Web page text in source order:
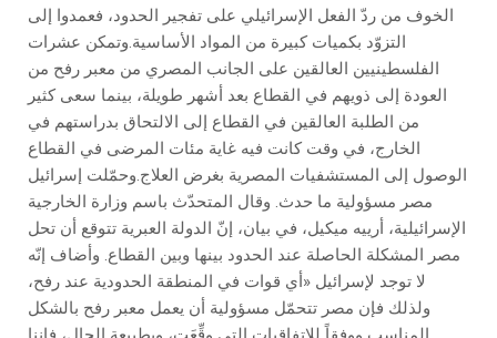
الخوف من ردّ الفعل الإسرائيلي على تفجير الحدود، فعمدوا إلى
التزوّد بكميات كبيرة من المواد الأساسية.وتمكن عشرات
الفلسطينيين العالقين على الجانب المصري من معبر رفح من
العودة إلى ذويهم في القطاع بعد أشهر طويلة، بينما سعى كثير
من الطلبة العالقين في القطاع إلى الالتحاق بدراستهم في
الخارج، في وقت كانت فيه غاية مئات المرضى في القطاع
الوصول إلى المستشفيات المصرية بغرض العلاج.وحمّلت إسرائيل
مصر مسؤولية ما حدث. وقال المتحدّث باسم وزارة الخارجية
الإسرائيلية، أرييه ميكيل، في بيان، إنّ الدولة العبرية تتوقع أن تحل
مصر المشكلة الحاصلة عند الحدود بينها وبين القطاع. وأضاف إنّه
لا توجد لإسرائيل «أي قوات في المنطقة الحدودية عند رفح،
ولذلك فإن مصر تتحمّل مسؤولية أن يعمل معبر رفح بالشكل